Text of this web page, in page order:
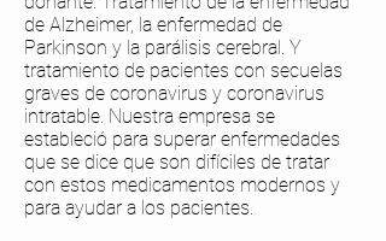
de Alzheimer, la enfermedad de
Parkinson y la parálisis cerebral. Y
tratamiento de pacientes con secuelas
graves de coronavirus y coronavirus
intratable. Nuestra empresa se
estableció para superar enfermedades
que se dice que son difíciles de tratar
con estos medicamentos modernos y
para ayudar a los pacientes.